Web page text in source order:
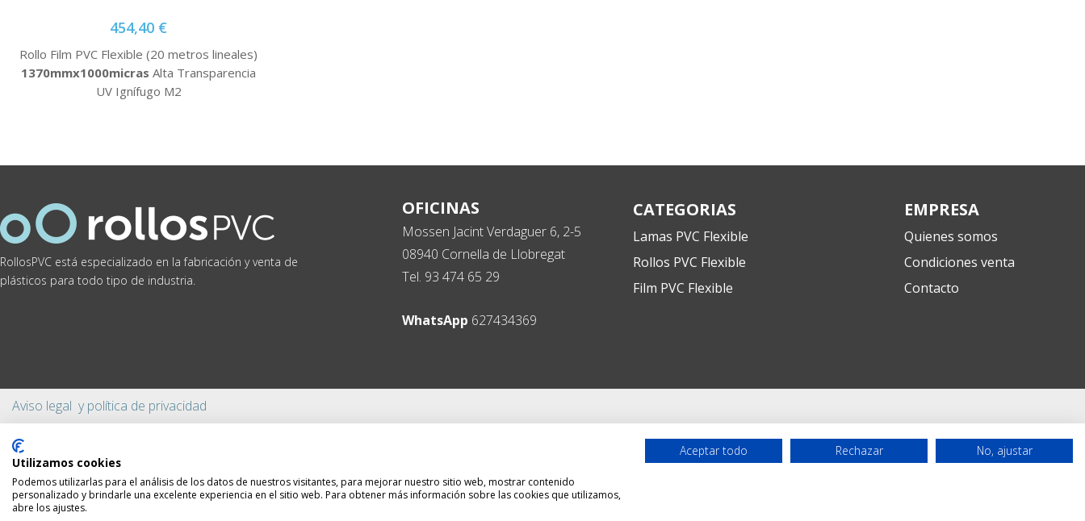
Utilizamos cookies
Podemos utilizarlas para el análisis de los datos de nuestros visitantes, para mejorar nuestro sitio web, mostrar contenido
personalizado y brindarle una excelente experiencia en el sitio web. Para obtener más información sobre las cookies que utilizamos,
abre los ajustes.
Aceptar todo Rechazar No, ajustar
454,40 €
Rollo Film PVC Flexible (20 metros lineales)
1370mmx1000micras Alta Transparencia
UV Ignífugo M2
RollosPVC está especializado en la fabricación y venta de
plásticos para todo tipo de industria.
OFICINAS
Mossen Jacint Verdaguer 6, 2-5
08940 Cornella de Llobregat
Tel. 93 474 65 29
WhatsApp 627434369
CATEGORIAS
Lamas PVC Flexible
Rollos PVC Flexible
Film PVC Flexible
EMPRESA
Quienes somos
Condiciones venta
Contacto
Aviso legal y política de privacidad
Llamar Contacto